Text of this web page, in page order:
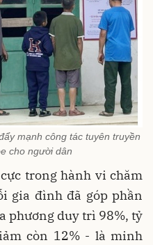
mạnh công tác tuyên truyền
cho người dân
trong hành vi chăm
gia đình đã góp phần
phương duy trì 98%, tỷ
còn 12% - là minh